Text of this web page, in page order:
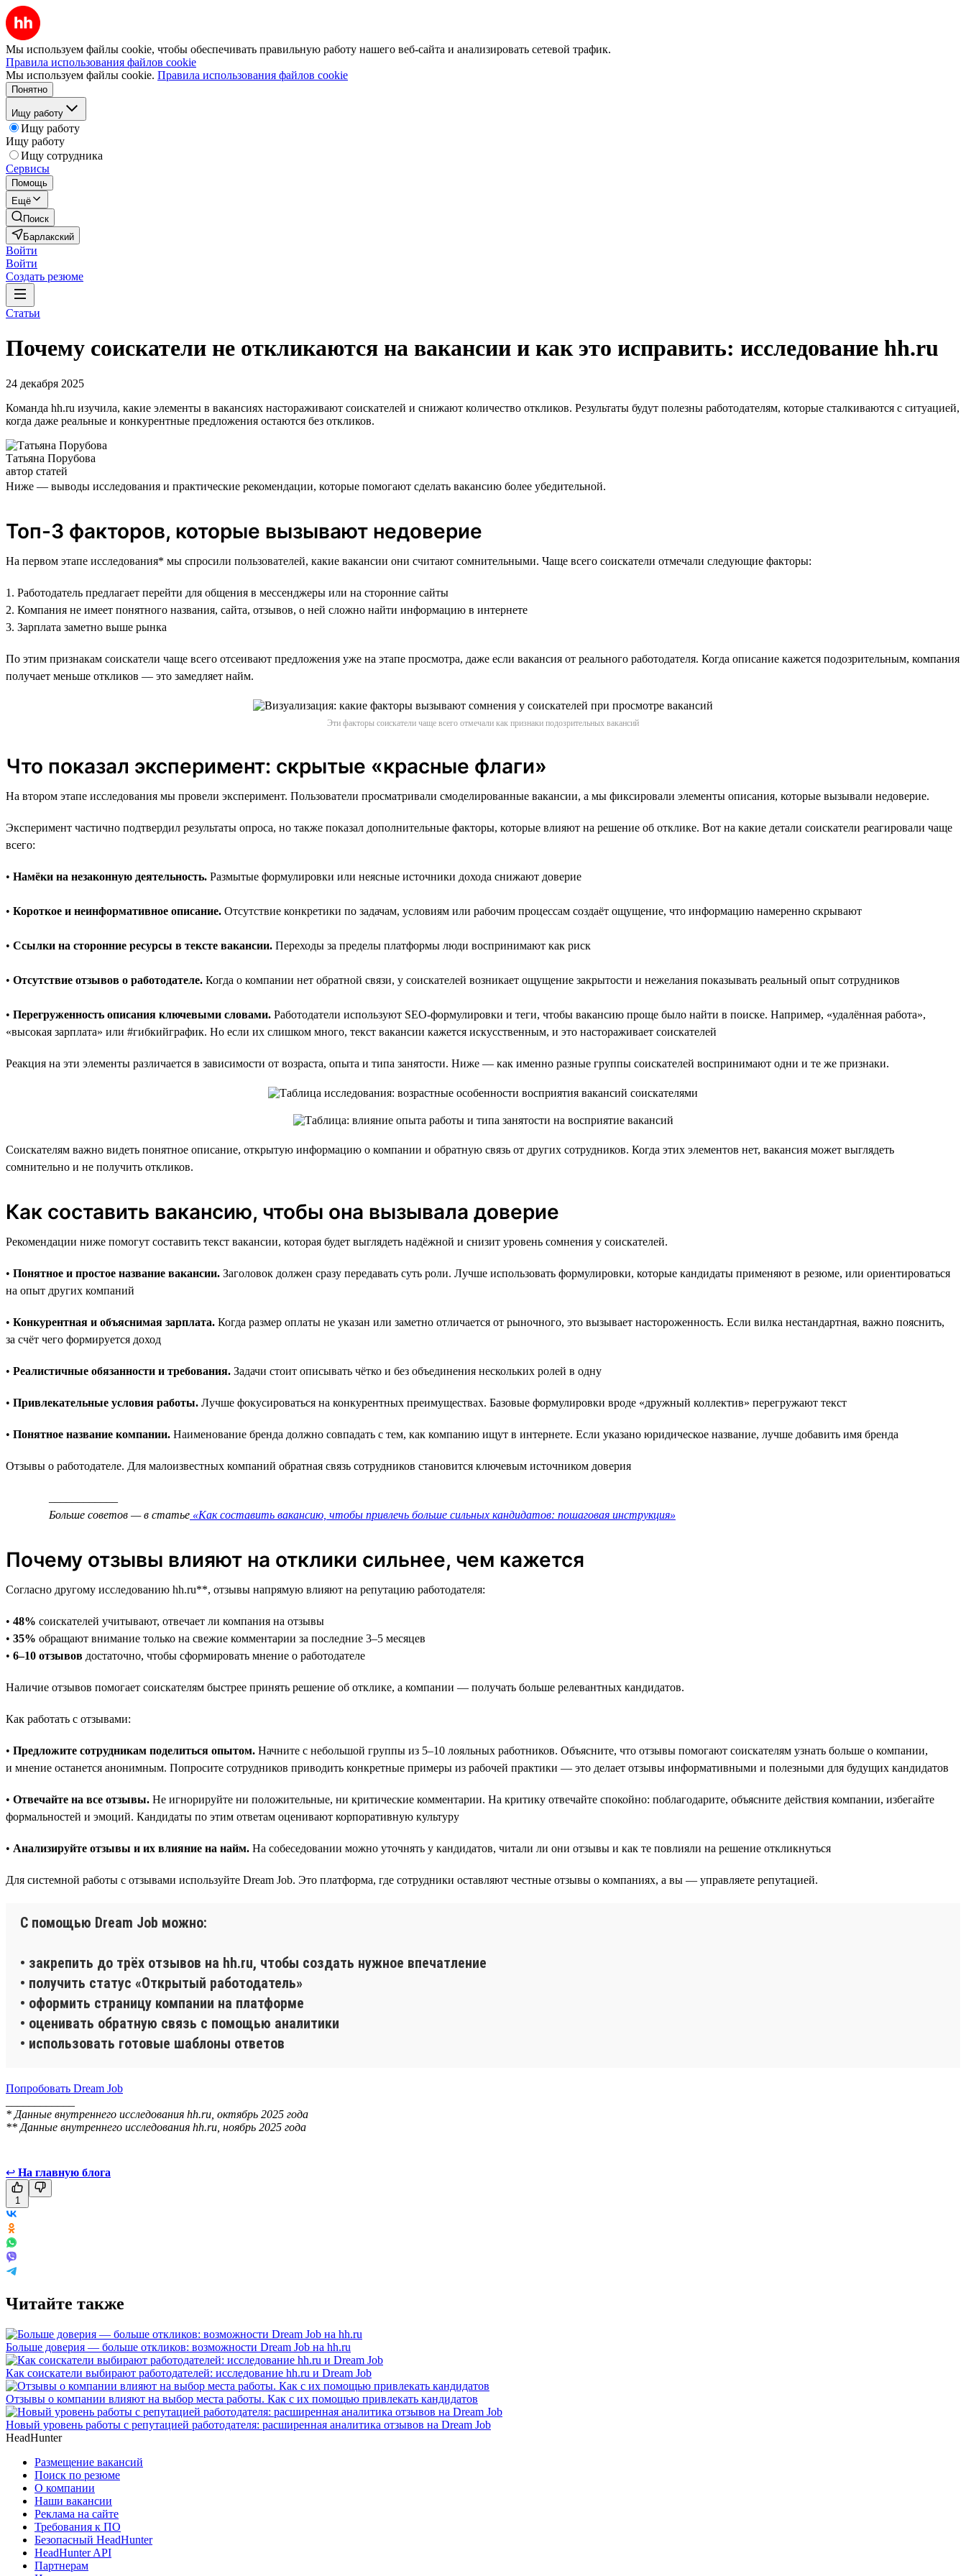
Мы используем файлы cookie, чтобы обеспечивать правильную работу нашего веб-сайта и анализировать сетевой трафик.
Правила использования файлов cookie
Мы используем файлы cookie. Правила использования файлов cookie
Понятно
Ищу работу
Ищу работу
Ищу работу
Ищу сотрудника
Сервисы
Помощь
Ещё
Поиск
Барлакский
Войти
Войти
Создать резюме
Статьи
Почему соискатели не откликаются на вакансии и как это исправить: исследование hh.ru
24 декабря 2025
Команда hh.ru изучила, какие элементы в вакансиях настораживают соискателей и снижают количество откликов. Результаты будут полезны работодателям, которые сталкиваются с ситуацией,
когда даже реальные и конкурентные предложения остаются без откликов.
Татьяна Порубова
автор статей
Ниже — выводы исследования и практические рекомендации, которые помогают сделать вакансию более убедительной.
Топ-3 факторов, которые вызывают недоверие
На первом этапе исследования* мы спросили пользователей, какие вакансии они считают сомнительными. Чаще всего соискатели отмечали следующие факторы:
1. Работодатель предлагает перейти для общения в мессенджеры или на сторонние сайты
2. Компания не имеет понятного названия, сайта, отзывов, о ней сложно найти информацию в интернете
3. Зарплата заметно выше рынка
По этим признакам соискатели чаще всего отсеивают предложения уже на этапе просмотра, даже если вакансия от реального работодателя. Когда описание кажется подозрительным, компания
получает меньше откликов — это замедляет найм.
Эти факторы соискатели чаще всего отмечали как признаки подозрительных вакансий
Что показал эксперимент: скрытые «красные флаги»
На втором этапе исследования мы провели эксперимент. Пользователи просматривали смоделированные вакансии, а мы фиксировали элементы описания, которые вызывали недоверие.
Эксперимент частично подтвердил результаты опроса, но также показал дополнительные факторы, которые влияют на решение об отклике. Вот на какие детали соискатели реагировали чаще
всего:
• Намёки на незаконную деятельность. Размытые формулировки или неясные источники дохода снижают доверие
• Короткое и неинформативное описание. Отсутствие конкретики по задачам, условиям или рабочим процессам создаёт ощущение, что информацию намеренно скрывают
• Ссылки на сторонние ресурсы в тексте вакансии. Переходы за пределы платформы люди воспринимают как риск
• Отсутствие отзывов о работодателе. Когда о компании нет обратной связи, у соискателей возникает ощущение закрытости и нежелания показывать реальный опыт сотрудников
• Перегруженность описания ключевыми словами. Работодатели используют SEO-формулировки и теги, чтобы вакансию проще было найти в поиске. Например, «удалённая работа»,
«высокая зарплата» или #гибкийграфик. Но если их слишком много, текст вакансии кажется искусственным, и это настораживает соискателей
Реакция на эти элементы различается в зависимости от возраста, опыта и типа занятости. Ниже — как именно разные группы соискателей воспринимают одни и те же признаки.
Соискателям важно видеть понятное описание, открытую информацию о компании и обратную связь от других сотрудников. Когда этих элементов нет, вакансия может выглядеть
сомнительно и не получить откликов.
Как составить вакансию, чтобы она вызывала доверие
Рекомендации ниже помогут составить текст вакансии, которая будет выглядеть надёжной и снизит уровень сомнения у соискателей.
• Понятное и простое название вакансии. Заголовок должен сразу передавать суть роли. Лучше использовать формулировки, которые кандидаты применяют в резюме, или ориентироваться
на опыт других компаний
• Конкурентная и объяснимая зарплата. Когда размер оплаты не указан или заметно отличается от рыночного, это вызывает настороженность. Если вилка нестандартная, важно пояснить,
за счёт чего формируется доход
• Реалистичные обязанности и требования. Задачи стоит описывать чётко и без объединения нескольких ролей в одну
• Привлекательные условия работы. Лучше фокусироваться на конкурентных преимуществах. Базовые формулировки вроде «дружный коллектив» перегружают текст
• Понятное название компании. Наименование бренда должно совпадать с тем, как компанию ищут в интернете. Если указано юридическое название, лучше добавить имя бренда
Отзывы о работодателе. Для малоизвестных компаний обратная связь сотрудников становится ключевым источником доверия
Больше советов — в статье «Как составить вакансию, чтобы привлечь больше сильных кандидатов: пошаговая инструкция»
Почему отзывы влияют на отклики сильнее, чем кажется
Согласно другому исследованию hh.ru**, отзывы напрямую влияют на репутацию работодателя:
• 48% соискателей учитывают, отвечает ли компания на отзывы
• 35% обращают внимание только на свежие комментарии за последние 3–5 месяцев
• 6–10 отзывов достаточно, чтобы сформировать мнение о работодателе
Наличие отзывов помогает соискателям быстрее принять решение об отклике, а компании — получать больше релевантных кандидатов.
Как работать с отзывами:
• Предложите сотрудникам поделиться опытом. Начните с небольшой группы из 5–10 лояльных работников. Объясните, что отзывы помогают соискателям узнать больше о компании,
и мнение останется анонимным. Попросите сотрудников приводить конкретные примеры из рабочей практики — это делает отзывы информативными и полезными для будущих кандидатов
• Отвечайте на все отзывы. Не игнорируйте ни положительные, ни критические комментарии. На критику отвечайте спокойно: поблагодарите, объясните действия компании, избегайте
формальностей и эмоций. Кандидаты по этим ответам оценивают корпоративную культуру
• Анализируйте отзывы и их влияние на найм. На собеседовании можно уточнять у кандидатов, читали ли они отзывы и как те повлияли на решение откликнуться
Для системной работы с отзывами используйте Dream Job. Это платформа, где сотрудники оставляют честные отзывы о компаниях, а вы — управляете репутацией.
С помощью Dream Job можно:
• закрепить до трёх отзывов на hh.ru, чтобы создать нужное впечатление
• получить статус «Открытый работодатель»
• оформить страницу компании на платформе
• оценивать обратную связь с помощью аналитики
• использовать готовые шаблоны ответов
Попробовать Dream Job
* Данные внутреннего исследования hh.ru, октябрь 2025 года
** Данные внутреннего исследования hh.ru, ноябрь 2025 года
↩ На главную блога
1
Читайте также
Больше доверия — больше откликов: возможности Dream Job на hh.ru
Как соискатели выбирают работодателей: исследование hh.ru и Dream Job
Отзывы о компании влияют на выбор места работы. Как с их помощью привлекать кандидатов
Новый уровень работы с репутацией работодателя: расширенная аналитика отзывов на Dream Job
HeadHunter
Размещение вакансий
Поиск по резюме
О компании
Наши вакансии
Реклама на сайте
Требования к ПО
Безопасный HeadHunter
HeadHunter API
Партнерам